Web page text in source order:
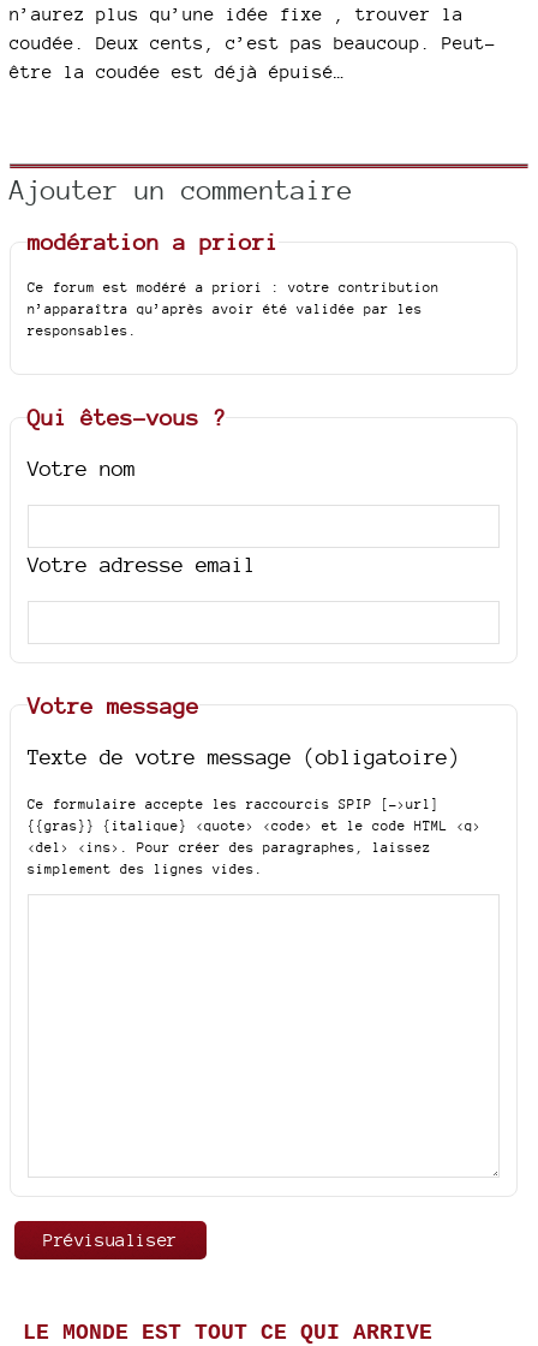
n’aurez plus qu’une idée fixe , trouver la
coudée. Deux cents, c’est pas beaucoup. Peut-
être la coudée est déjà épuisé…
Ajouter un commentaire
modération a priori
Ce forum est modéré a priori : votre contribution
n’apparaîtra qu’après avoir été validée par les
responsables.
Qui êtes-vous ?
Votre nom
Votre adresse email
Votre message
Texte de votre message (obligatoire)
Ce formulaire accepte les raccourcis SPIP
[->url]
{{gras}} {italique} <quote> <code>
et le code HTML <q>
<del> <ins> . Pour créer des paragraphes, laissez
simplement des lignes vides.
LE MONDE EST TOUT CE QUI ARRIVE